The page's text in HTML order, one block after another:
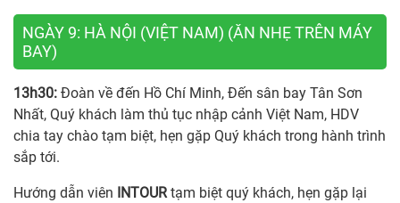
NGÀY 9: HÀ NỘI (VIỆT NAM) (ĂN NHẸ TRÊN MÁY
BAY)
13h30: Đoàn về đến Hồ Chí Minh, Đến sân bay Tân Sơn
Nhất, Quý khách làm thủ tục nhập cảnh Việt Nam, HDV
chia tay chào tạm biệt, hẹn gặp Quý khách trong hành trình
sắp tới.
Hướng dẫn viên INTOURtạm biệt quý khách, hẹn gặp lại